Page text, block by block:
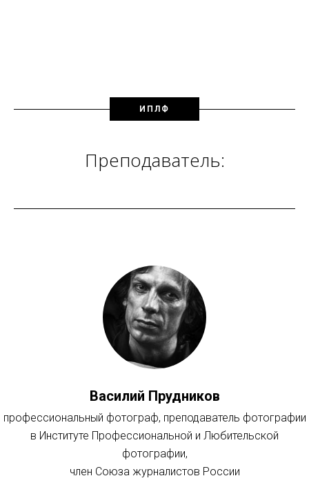
ИПЛФ
Преподаватель:
Василий Прудников
профессиональный фотограф, преподаватель фотографии
в Институте Профессиональной и Любительской
фотографии,
член Союза журналистов России